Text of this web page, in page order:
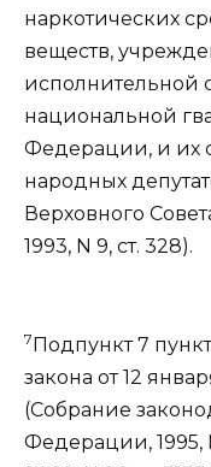
наркотических
веществ,
исполнительной
национальной
Федерации, и их
народных
Верховного
1993, N 9, ст. 328).
7Подпункт 7
закона от 12
(Собрание
Федерации, 1995,